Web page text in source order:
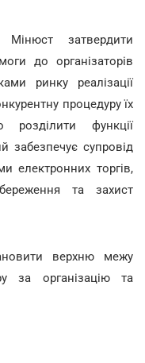
затвердити
до організаторів
ринку реалізації
процедуру їх
функції
забезпечує супровід
електронних торгів,
та захист
верхню межу
за організацію та